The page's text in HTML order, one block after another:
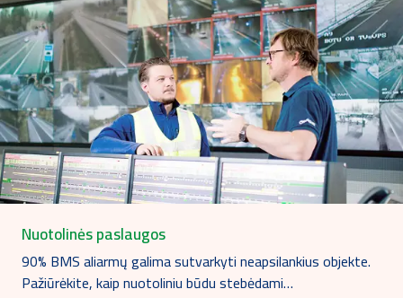
Nuotolinės paslaugos
90% BMS aliarmų galima sutvarkyti neapsilankius objekte.
Pažiūrėkite, kaip nuotoliniu būdu stebėdami…